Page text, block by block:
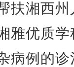
扶湘西
雅优质
病例的